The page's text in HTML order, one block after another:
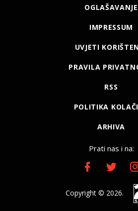
OGLAŠAVANJE
IMPRESSUM
UVJETI
PRAVILA
RSS
POLITIKA
ARHIVA
Prati nas i na:
Copyright © 2026.